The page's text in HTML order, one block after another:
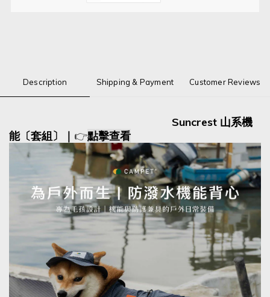
Description Shipping & Payment Customer Reviews
Suncrest 山系機
能〔套組〕
｜ 👉點擊查看